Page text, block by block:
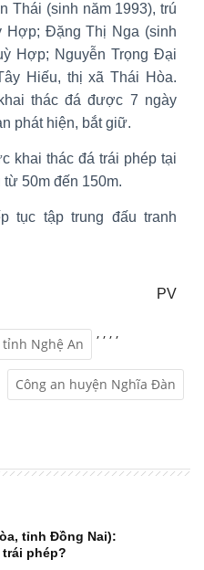
Thái (sinh năm 1993), trú
Hợp; Đặng Thị Nga (sinh
Hợp; Nguyễn Trọng Đại
Hiếu, thị xã Thái Hòa.
thác đá được 7 ngày
phát hiện, bắt giữ.
khai thác đá trái phép tại
50m đến 150m.
tục tập trung đấu tranh
PV
,
tỉnh Nghệ An
, ,
Công an huyện Nghĩa Đàn
,
tỉnh Đồng Nai):
phép?